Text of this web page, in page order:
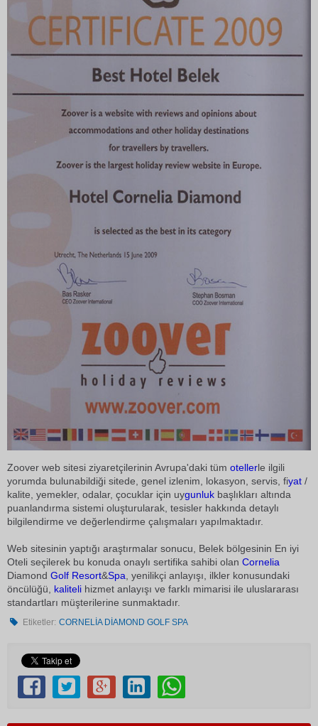
Zoover web sitesi ziyaretçilerinin Avrupa'daki tüm otellerle ilgili
yorumda bulunabildiği sitede, genel izlenim, lokasyon, servis, fiyat /
kalite, yemekler, odalar, çocuklar için uygunluk başlıkları altında
puanlandırma sistemi oluşturularak, tesisler hakkında detaylı
bilgilendirme ve değerlendirme çalışmaları yapılmaktadır.
Web sitesinin yaptığı araştırmalar sonucu, Belek bölgesinin En iyi
Oteli seçilerek bu konuda onaylı sertifika sahibi olan Cornelia
Diamond Golf Resort&Spa, yenilikçi anlayışı, ilkler konusundaki
öncülüğü, kaliteli hizmet anlayışı ve farklı mimarisi ile uluslararası
standartları müşterilerine sunmaktadır.
Etiketler: CORNELİA DİAMOND GOLF SPA